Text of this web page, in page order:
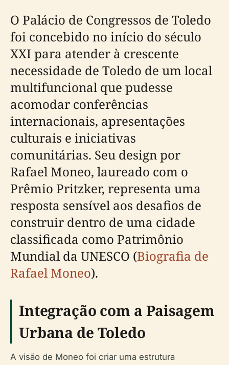
O Palácio de Congressos de Toledo
foi concebido no início do século
XXI para atender à crescente
necessidade de Toledo de um local
multifuncional que pudesse
acomodar conferências
internacionais, apresentações
culturais e iniciativas
comunitárias. Seu design por
Rafael Moneo, laureado com o
Prêmio Pritzker, representa uma
resposta sensível aos desafios de
construir dentro de uma cidade
classificada como Patrimônio
Mundial da UNESCO (Biografia de
Rafael Moneo).
Integração com a Paisagem
Urbana de Toledo
A visão de Moneo foi criar uma estrutura